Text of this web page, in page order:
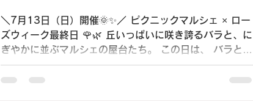
＼7月13日（日）開催🌞✨／ ピクニックマルシェ × ロー
ズウィーク最終日 🌹🌿 丘いっぱいに咲き誇るバラと、に
ぎやかに並ぶマルシェの屋台たち。 この日は、 バラとお
いしいものと、夏の空気ぜんぶを楽しむ一日 ！ 暑くなる
かもしれないけど…🌞...